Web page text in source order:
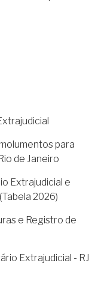
para
de Janeiro
Extrajudicial e
2026)
e Registro de
Extrajudicial - RJ